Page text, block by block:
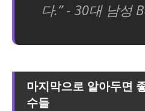
다.” - 30대 남성
마지막으로 알아두면
수들